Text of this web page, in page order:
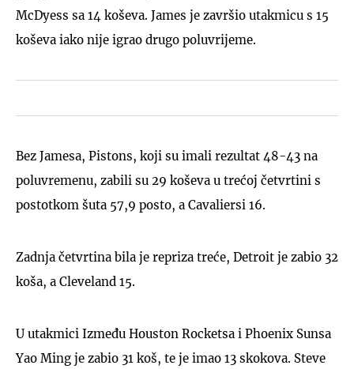
McDyess sa 14 koševa. James je završio utakmicu s 15
koševa iako nije igrao drugo poluvrijeme.
Bez Jamesa, Pistons, koji su imali rezultat 48-43 na
poluvremenu, zabili su 29 koševa u trećoj četvrtini s
postotkom šuta 57,9 posto, a Cavaliersi 16.
Zadnja četvrtina bila je repriza treće, Detroit je zabio 32
koša, a Cleveland 15.
U utakmici Između Houston Rocketsa i Phoenix Sunsa
Yao Ming je zabio 31 koš, te je imao 13 skokova. Steve